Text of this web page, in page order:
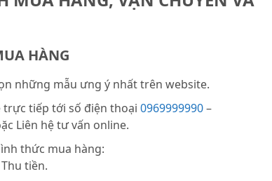
HÀNG
những mẫu ưng ý nhất trên website.
trực tiếp tới số điện thoại 0969999990–
Liên hệ tư vấn online.
thức mua hàng:
tiền.